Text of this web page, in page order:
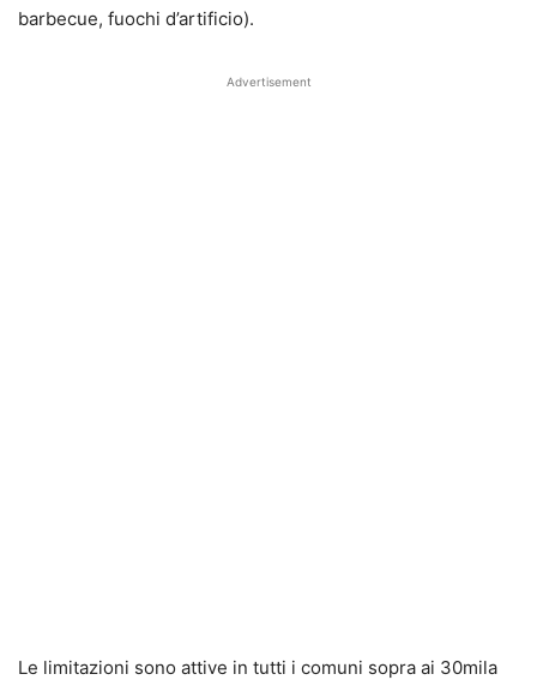
barbecue, fuochi d’artificio).
Advertisement
Le limitazioni sono attive in tutti i comuni sopra ai 30mila